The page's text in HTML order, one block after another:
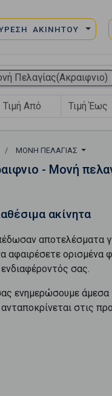
ΑΚΙΝΗΤΟΥ
Πελαγίας(Ακραιφνιο)
ΜΟΝΉ ΠΕΛΑΓΊΑΣ
- Μονή
ακίνητα
αποτελέσματα
αφαιρέσετε ορισμένα
σας.
ενημερώσουμε
στις